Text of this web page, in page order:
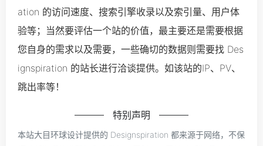
ation 的访问速度、搜索引擎收录以及索引量、用户体
验等；当然要评估一个站的价值，最主要还是需要根据
您自身的需求以及需要，一些确切的数据则需要找 Des
ignspiration 的站长进行洽谈提供。如该站的IP、PV、
跳出率等！
特别声明
本站大目环球设计提供的 Designspiration 都来源于网络，不保